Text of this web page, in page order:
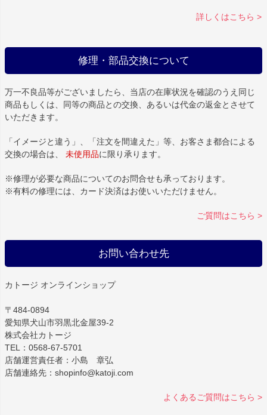
詳しくはこちら >
修理・部品交換について
万一不良品等がございましたら、当店の在庫状況を確認のうえ同じ
商品もしくは、同等の商品との交換、あるいは代金の返金とさせて
いただきます。
「イメージと違う」、「注文を間違えた」等、お客さま都合による
交換の場合は、 未使用品に限り承ります。
※修理が必要な商品についてのお問合せも承っております。
※有料の修理には、カード決済はお使いいただけません。
ご質問はこちら >
お問い合わせ先
カトージ オンラインショップ
〒484-0894
愛知県犬山市羽黒北金屋39-2
株式会社カトージ
TEL：0568-67-5701
店舗運営責任者：小島 章弘
店舗連絡先：shopinfo@katoji.com
よくあるご質問はこちら >